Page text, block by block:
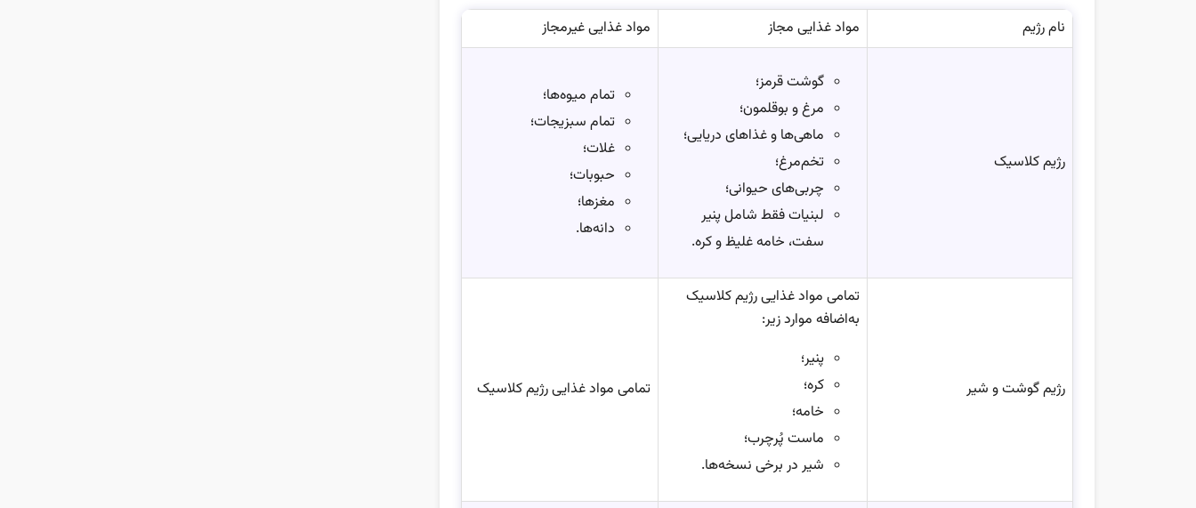
نام رژیم مواد غذایی مجاز مواد غذایی غیرمجاز
رژیم کلاسیک
گوشت قرمز؛
مرغ و بوقلمون؛
ماهی‌ها و غذاهای دریایی؛
تخم‌مرغ؛
چربی‌های حیوانی؛
لبنیات فقط شامل پنیر
سفت، خامه غلیظ و کره.
تمام میوه‌ها؛
تمام سبزیجات؛
غلات؛
حبوبات؛
مغزها؛
دانه‌ها.
رژیم گوشت و شیر
تمامی مواد غذایی رژیم کلاسیک
به‌اضافه موارد زیر:
پنیر؛
کره؛
خامه؛
ماست پُرچرب؛
شیر در برخی نسخه‌ها.
تمامی مواد غذایی رژیم کلاسیک